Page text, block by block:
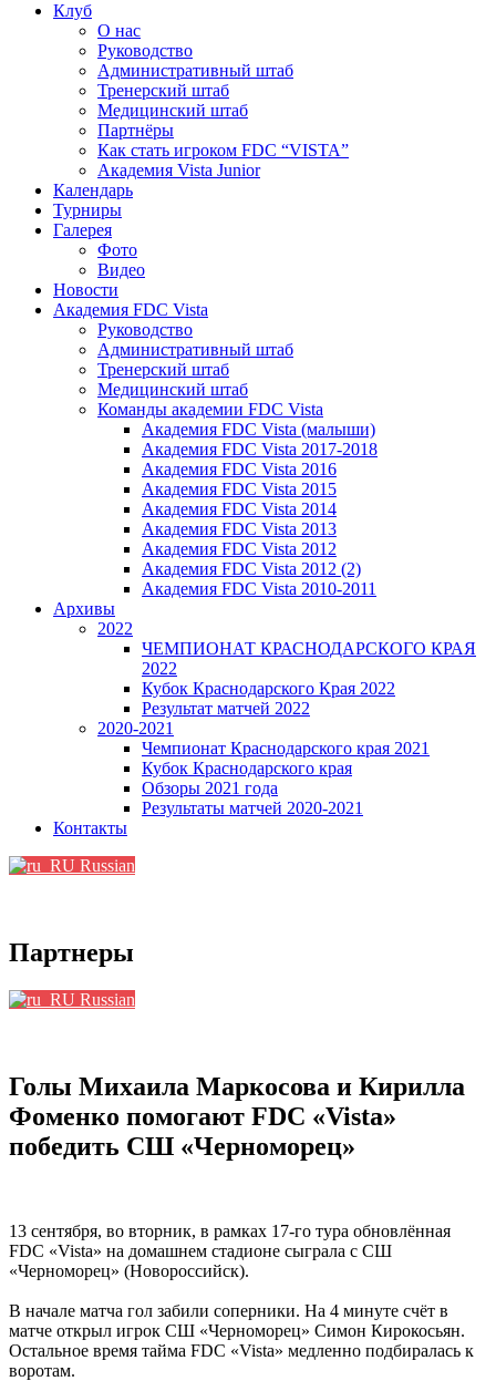
Клуб
О нас
Руководство
Административный штаб
Тренерский штаб
Медицинский штаб
Партнёры
Как стать игроком FDC “VISTA”
Академия Vista Junior
Календарь
Турниры
Галерея
Фото
Видео
Новости
Академия FDC Vista
Руководство
Административный штаб
Тренерский штаб
Медицинский штаб
Команды академии FDC Vista
Академия FDC Vista (малыши)
Академия FDC Vista 2017-2018
Академия FDC Vista 2016
Академия FDC Vista 2015
Академия FDC Vista 2014
Академия FDC Vista 2013
Академия FDC Vista 2012
Академия FDC Vista 2012 (2)
Академия FDC Vista 2010-2011
Архивы
2022
ЧЕМПИОНАТ КРАСНОДАРСКОГО КРАЯ
2022
Кубок Краснодарского Края 2022
Результат матчей 2022
2020-2021
Чемпионат Краснодарского края 2021
Кубок Краснодарского края
Обзоры 2021 года
Результаты матчей 2020-2021
Контакты
Russian
Партнеры
Russian
Голы Михаила Маркосова и Кирилла
Фоменко помогают FDC «Vista»
победить СШ «Черноморец»
13 сентября, во вторник, в рамках 17-го тура обновлённая
FDC «Vista» на домашнем стадионе сыграла с СШ
«Черноморец» (Новороссийск).
В начале матча гол забили соперники. На 4 минуте счёт в
матче открыл игрок СШ «Черноморец» Симон Кирокосьян.
Остальное время тайма FDC «Vista» медленно подбиралась к
воротам.